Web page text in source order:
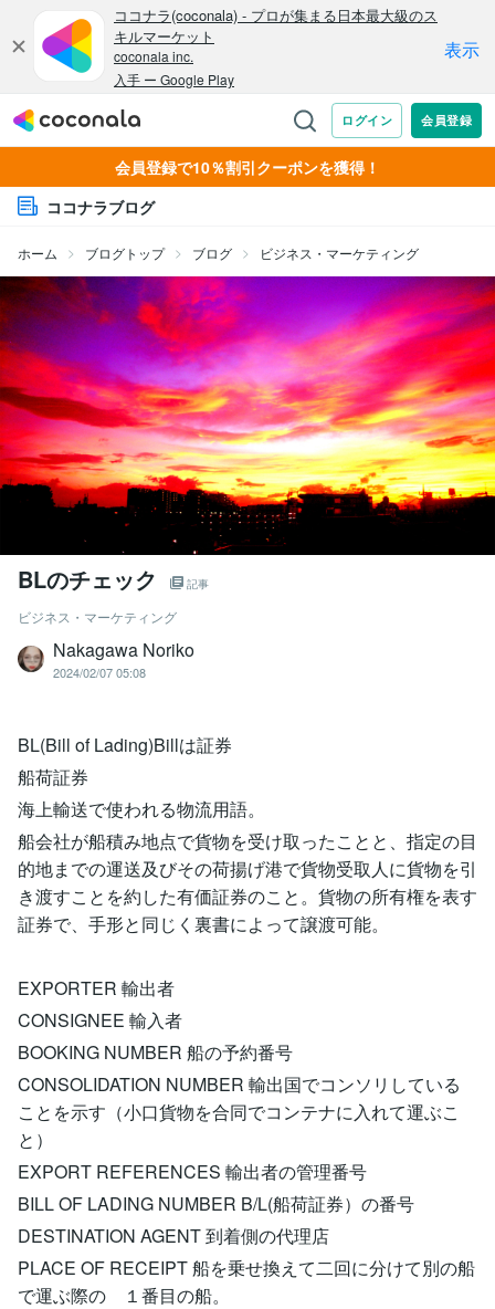
会員登録で10％割引クーポンを獲得！
ココナラブログ
ホーム ブログトップ ブログ ビジネス・マーケティング
BLのチェック 記事
ビジネス・マーケティング
Nakagawa Noriko
2024/02/07 05:08
BL(Bill of Lading)Billは証券
船荷証券
海上輸送で使われる物流用語。
船会社が船積み地点で貨物を受け取ったことと、指定の目
的地までの運送及びその荷揚げ港で貨物受取人に貨物を引
き渡すことを約した有価証券のこと。貨物の所有権を表す
証券で、手形と同じく裏書によって譲渡可能。
EXPORTER 輸出者
CONSIGNEE 輸入者
BOOKING NUMBER 船の予約番号
CONSOLIDATION NUMBER 輸出国でコンソリしている
ことを示す（小口貨物を合同でコンテナに入れて運ぶこ
と）
EXPORT REFERENCES 輸出者の管理番号
BILL OF LADING NUMBER B/L(船荷証券）の番号
DESTINATION AGENT 到着側の代理店
PLACE OF RECEIPT 船を乗せ換えて二回に分けて別の船
で運ぶ際の １番目の船。